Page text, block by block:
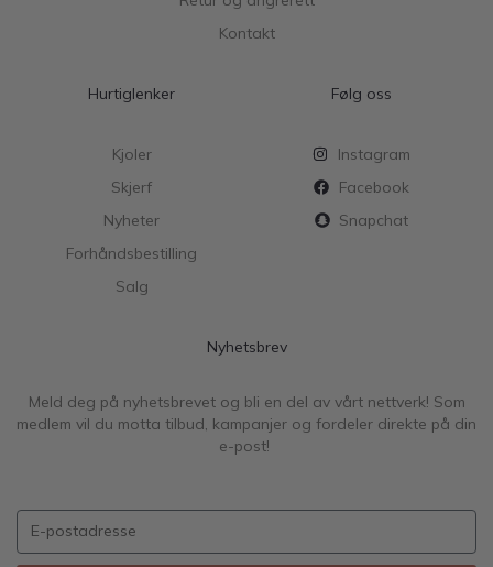
Kontakt
Hurtiglenker
Kjoler
Skjerf
Nyheter
Forhåndsbestilling
Salg
Følg oss
Instagram
Facebook
Snapchat
Nyhetsbrev
Meld deg på nyhetsbrevet og bli en del av vårt nettverk! Som
medlem vil du motta tilbud, kampanjer og fordeler direkte på din
e-post!